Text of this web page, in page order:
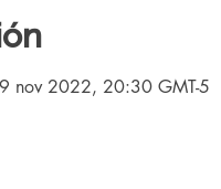
nov 2022, 20:30 GMT-5